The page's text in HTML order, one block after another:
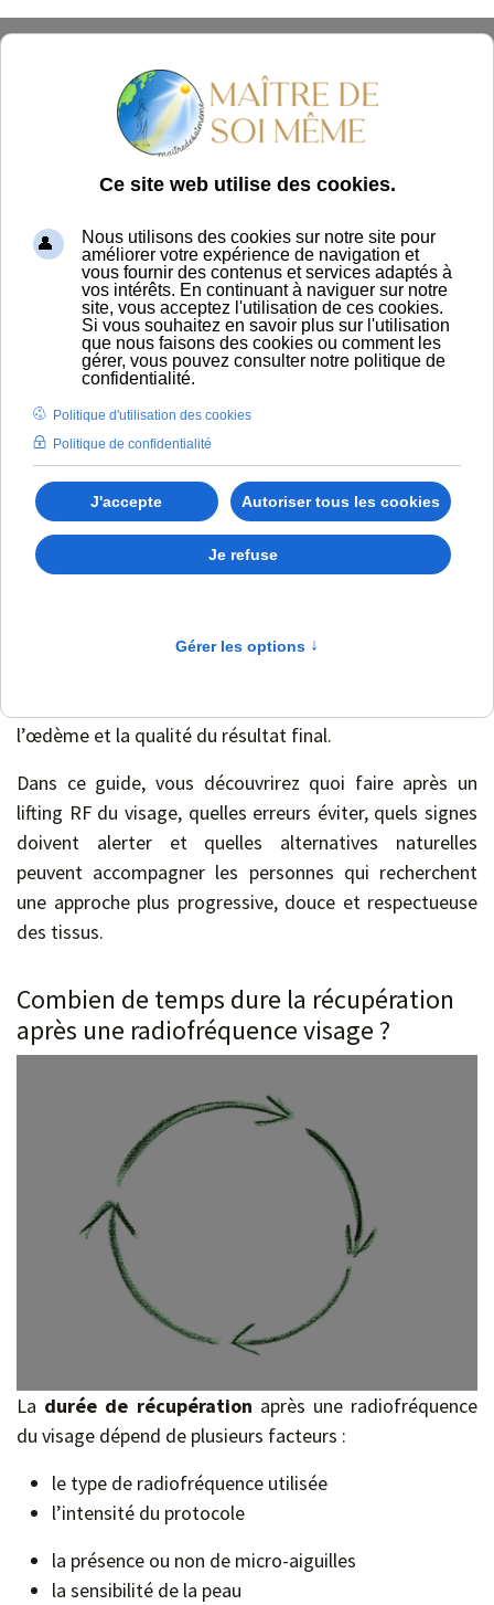
lifting RF du visage, aussi appelé radiofréquence
visage, est une technique de
utilise la chaleur pour stimuler les tissus cutanés,
favoriser la production de collagène et améliorer la
fermeté de la peau.
Même si cette méthode est souvent présentée comme
douce ou non chirurgicale, elle reste une procédure
active. La chaleur agit en profondeur, crée une réaction
inflammatoire contrôlée et demande ensuite une
véritable phase de récupération. Cette récupération
peut durer quelques jours pour une radiofréquence non
invasive, mais elle peut s’étendre sur plusieurs semaines
après une radiofréquence plus intense ou une RF
routine post-RFest donc essentielle. Les
l’œdème et la qualité du résultat final.
Dans ce guide, vous découvrirez quoi faire après un
lifting RF du visage, quelles erreurs éviter, quels signes
doivent alerter et quelles alternatives naturelles
peuvent accompagner les personnes qui recherchent
une approche plus progressive, douce et respectueuse
des tissus.
Combien de temps dure la récupération
après une radiofréquence visage ?
La durée de récupération après une radiofréquence
du visage dépend de plusieurs facteurs :
le type de radiofréquence utilisée
l’intensité du protocole
la présence ou non de micro-aiguilles
la sensibilité de la peau